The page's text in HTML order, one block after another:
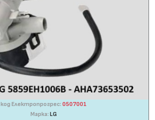
код Електропрогрес: 0507001
Марка: LG